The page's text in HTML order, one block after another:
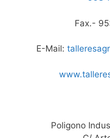
Fax.-
E-Mail:
Poligono